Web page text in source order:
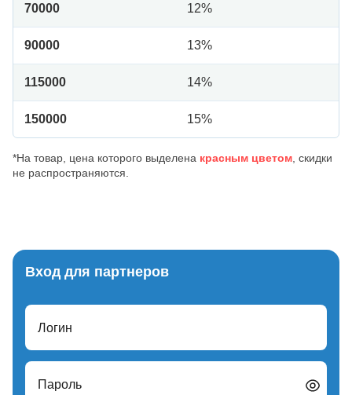
70000 12%
90000 13%
115000 14%
150000 15%
*На товар, цена которого выделена красным цветом , скидки
не распространяются.
Вход для партнеров
Логин
Пароль